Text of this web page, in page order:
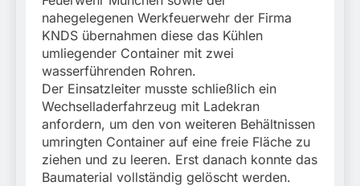
nahegelegenen Werkfeuerwehr der Firma
KNDS übernahmen diese das Kühlen
umliegender Container mit zwei
wasserführenden Rohren.
Der Einsatzleiter musste schließlich ein
Wechselladerfahrzeug mit Ladekran
anfordern, um den von weiteren Behältnissen
umringten Container auf eine freie Fläche zu
ziehen und zu leeren. Erst danach konnte das
Baumaterial vollständig gelöscht werden.